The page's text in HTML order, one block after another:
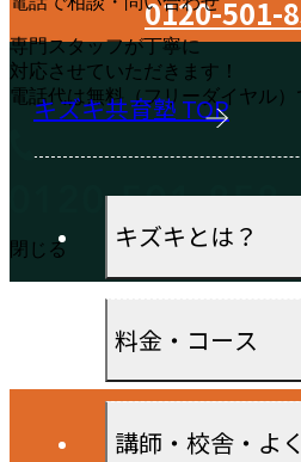
0120-501-
キズキ共育塾 TOP
キズキとは？
料金・コース
講師・校舎・よ
専門スタッフが丁寧に
対応させていただきます！
電話代は無料（フリーダイヤル）
閉じる
0120-501-